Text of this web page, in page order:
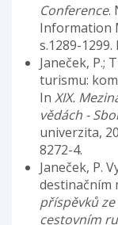
Conference.
Information
s.1289-
Janeček, P.;
turismu:
In XIX.
vědách -
univerzita,
8272-4.
Janeček, P.
destinačním
příspěvků
cestovním